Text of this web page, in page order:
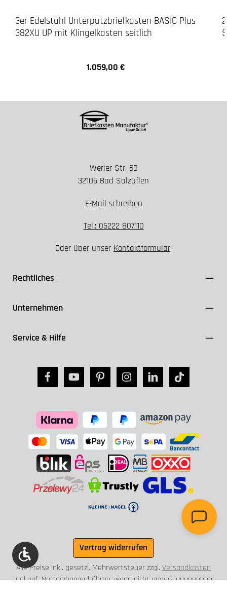
3er Edelstahl Unterputzbriefkasten BASIC Plus
382XU UP mit Klingelkasten seitlich
1.059,00 €
Werler Str. 60
32105 Bad Salzuflen
E-Mail schreiben
Tel.: 05222 807110
Oder über unser Kontaktformular.
Rechtliches
Unternehmen
Service & Hilfe
Vertrag widerrufen
Alle Preise inkl. gesetzl. Mehrwertsteuer zzgl. Versandkosten
und ggf. Nachnahmegebühren, wenn nicht anders angegeben.
Werkzeugleiste anzeigen